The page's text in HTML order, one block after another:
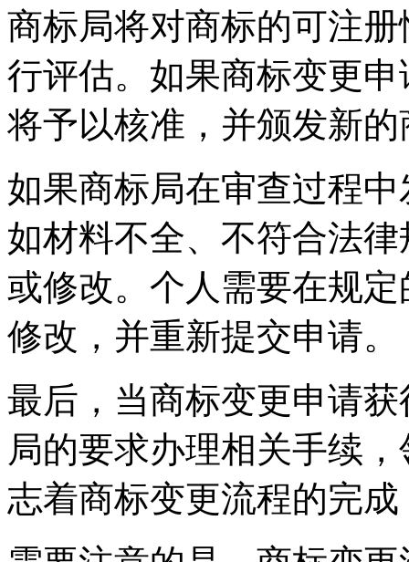
商标局将对商标的可注
行评估。如果商标变更
将予以核准，并颁发新
如果商标局在审查过程
如材料不全、不符合法
或修改。个人需要在规
修改，并重新提交申请。
最后，当商标变更申请
局的要求办理相关手续
志着商标变更流程的完